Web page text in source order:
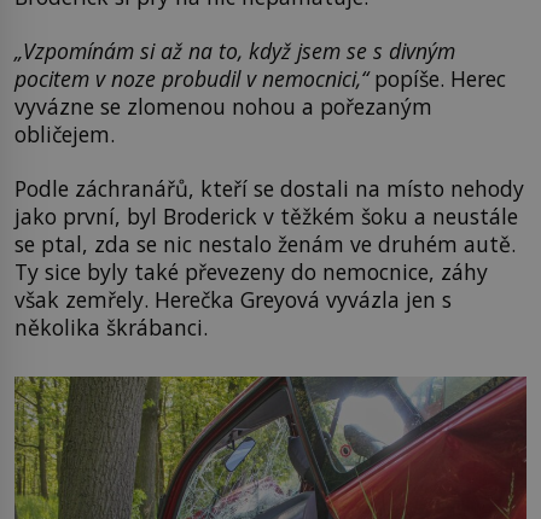
„Vzpomínám si až na to, když jsem se s divným
pocitem v noze probudil v nemocnici,“popíše. Herec
vyvázne se zlomenou nohou a pořezaným
obličejem.
Podle záchranářů, kteří se dostali na místo nehody
jako první, byl Broderick v těžkém šoku a neustále
se ptal, zda se nic nestalo ženám ve druhém autě.
Ty sice byly také převezeny do nemocnice, záhy
však zemřely. Herečka Greyová vyvázla jen s
několika škrábanci.